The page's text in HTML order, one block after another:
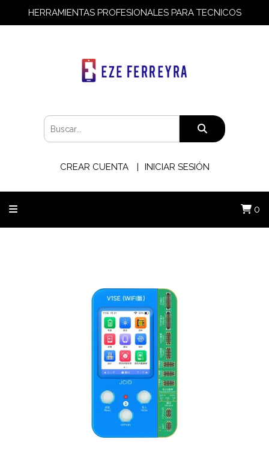
HERRAMIENTAS PROFESIONALES PARA TECNICOS
CREAR CUENTA INICIAR SESIÓN
0